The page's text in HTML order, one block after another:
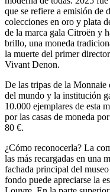
que se refiere a emisión de
colecciones en oro y plata
de la marca gala Citroën y
brillo, una moneda
la muerte del primer
Vivant Denon.
De las tripas de la Monnaie
del mundo y la institución
10.000 ejemplares de esta
por las casas de moneda
80 €.
¿Cómo reconocerla? La
las más recargadas en una
fachada principal del museo
fondo puede apreciarse la